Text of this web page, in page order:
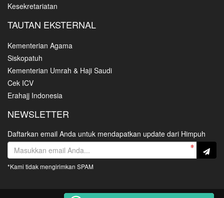
Kesekretariatan
TAUTAN EKSTERNAL
Kementerian Agama
Siskopatuh
Kementerian Umrah & Haji Saudi
Cek ICV
Erahajj Indonesia
NEWSLETTER
Daftarkan email Anda untuk mendapatkan update dari Himpuh
*Kami tidak mengirimkan SPAM